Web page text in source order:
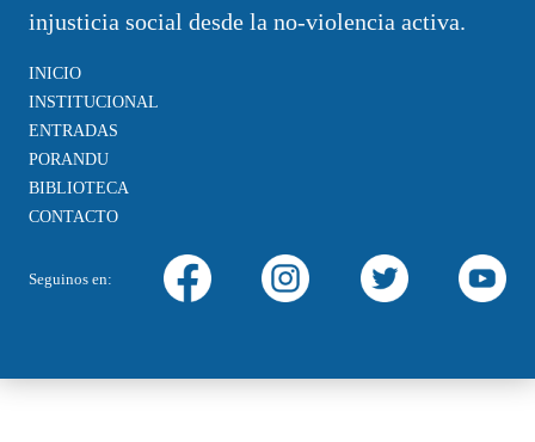
injusticia social desde la no-violencia activa.
INICIO
INSTITUCIONAL
ENTRADAS
PORANDU
BIBLIOTECA
CONTACTO
Seguinos en: